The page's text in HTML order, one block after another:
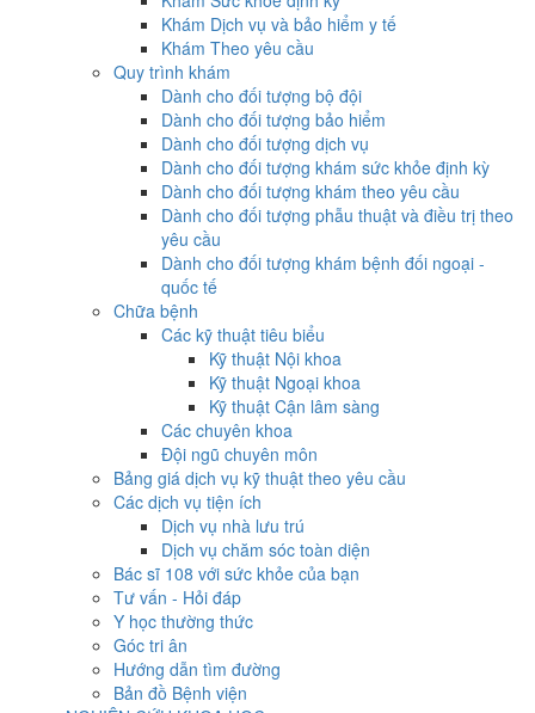
Khám Dịch vụ và bảo hiểm y tế
Khám Theo yêu cầu
Quy trình khám
Dành cho đối tượng bộ đội
Dành cho đối tượng bảo hiểm
Dành cho đối tượng dịch vụ
Dành cho đối tượng khám sức khỏe định kỳ
Dành cho đối tượng khám theo yêu cầu
Dành cho đối tượng phẫu thuật và điều trị theo
yêu cầu
Dành cho đối tượng khám bệnh đối ngoại -
quốc tế
Chữa bệnh
Các kỹ thuật tiêu biểu
Kỹ thuật Nội khoa
Kỹ thuật Ngoại khoa
Kỹ thuật Cận lâm sàng
Các chuyên khoa
Đội ngũ chuyên môn
Bảng giá dịch vụ kỹ thuật theo yêu cầu
Các dịch vụ tiện ích
Dịch vụ nhà lưu trú
Dịch vụ chăm sóc toàn diện
Bác sĩ 108 với sức khỏe của bạn
Tư vấn - Hỏi đáp
Y học thường thức
Góc tri ân
Hướng dẫn tìm đường
Bản đồ Bệnh viện